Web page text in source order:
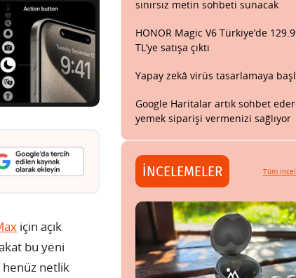
için açık
bu yeni
henüz netlik
sınırsız metin sohbeti sunacak
HONOR Magic V6 Türkiye’de
TL’ye satışa çıktı
Yapay zekâ virüs tasarlamaya
Google Haritalar artık sohbet
yemek siparişi vermenizi sağlıyor
İNCELEMELER Tüm